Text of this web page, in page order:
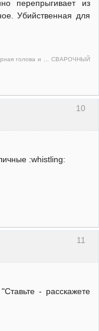
перепрыгивает из
Убийственная для
голова и ... СВАРОЧНЫЙ
10
:whistling:
11
- расскажете